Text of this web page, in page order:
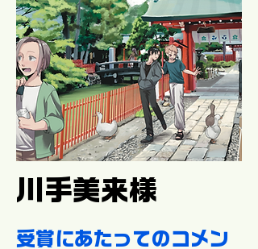
川手美来様
受賞にあたってのコメン